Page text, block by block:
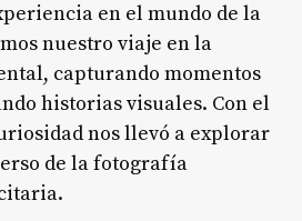
en el mundo de la
nuestro viaje en la
capturando momentos
historias visuales. Con el
nos llevó a explorar
de la fotografía